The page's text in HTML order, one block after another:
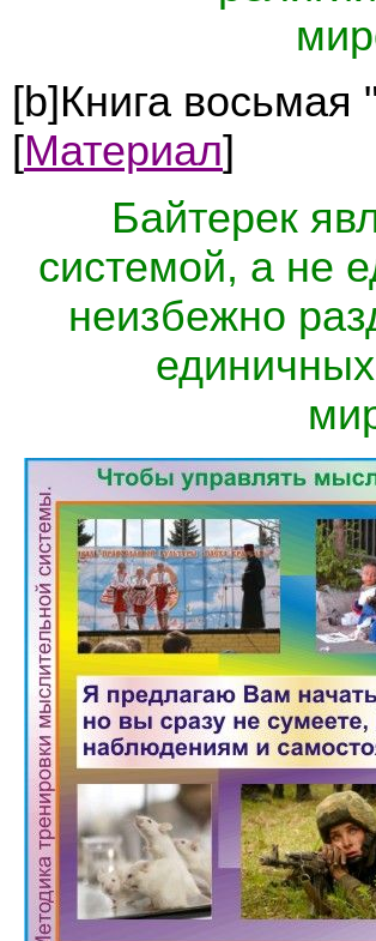
[b]Книга восьмая
[Материал]
Байтерек
системой, а не
неизбежно